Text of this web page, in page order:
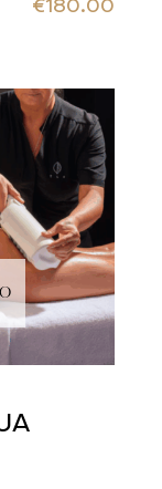
€180.00